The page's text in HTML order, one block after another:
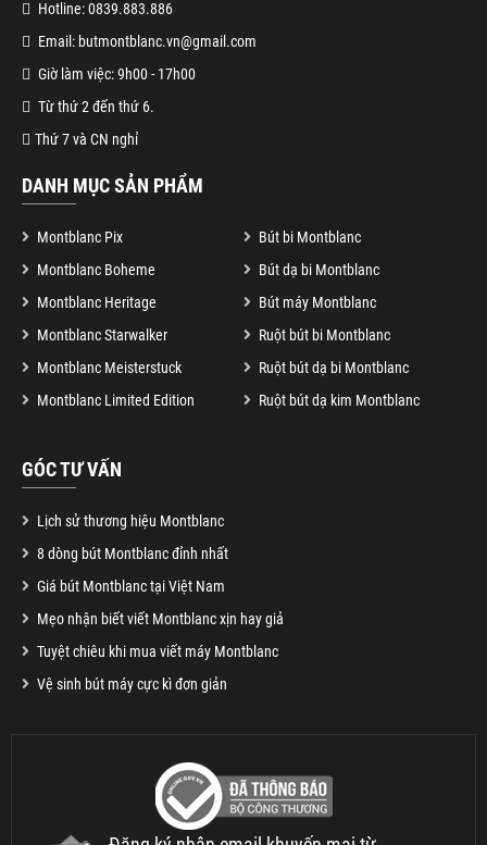
Hotline: 0839.883.886
Email: butmontblanc.vn@gmail.com
Giờ làm việc: 9h00 - 17h00
Từ thứ 2 đến thứ 6.
Thứ 7 và CN nghỉ
DANH MỤC SẢN PHẨM
Montblanc Pix
Bút bi Montblanc
Montblanc Boheme
Bút dạ bi Montblanc
Montblanc Heritage
Bút máy Montblanc
Montblanc Starwalker
Ruột bút bi Montblanc
Montblanc Meisterstuck
Ruột bút dạ bi Montblanc
Montblanc Limited Edition
Ruột bút dạ kim Montblanc
GÓC TƯ VẤN
Lịch sử thương hiệu Montblanc
8 dòng bút Montblanc đỉnh nhất
Giá bút Montblanc tại Việt Nam
Mẹo nhận biết viết Montblanc xịn hay giả
Tuyệt chiêu khi mua viết máy Montblanc
Vệ sinh bút máy cực kì đơn giản